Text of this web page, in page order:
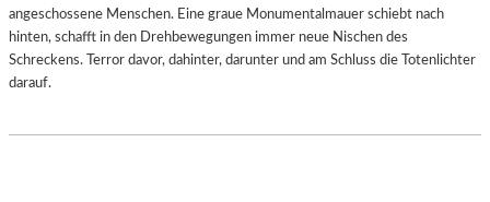
angeschossene Menschen. Eine graue Monumentalmauer schiebt nach
hinten, schafft in den Drehbewegungen immer neue Nischen des
Schreckens. Terror davor, dahinter, darunter und am Schluss die Totenlichter
darauf.